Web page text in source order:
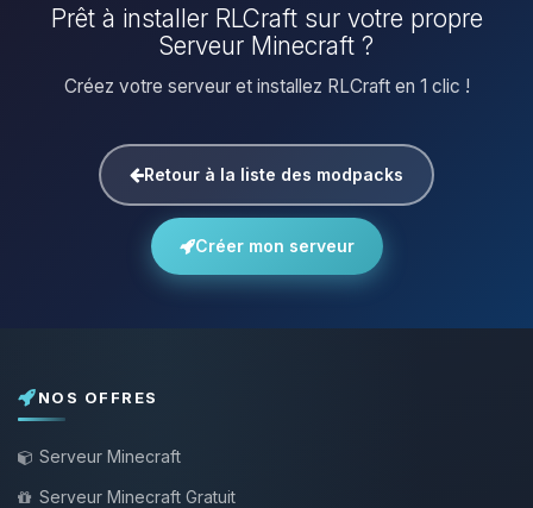
Prêt à installer RLCraft sur votre propre
Serveur Minecraft ?
Créez votre serveur et installez RLCraft en 1 clic !
Retour à la liste des modpacks
Créer mon serveur
NOS OFFRES
Serveur Minecraft
Serveur Minecraft Gratuit